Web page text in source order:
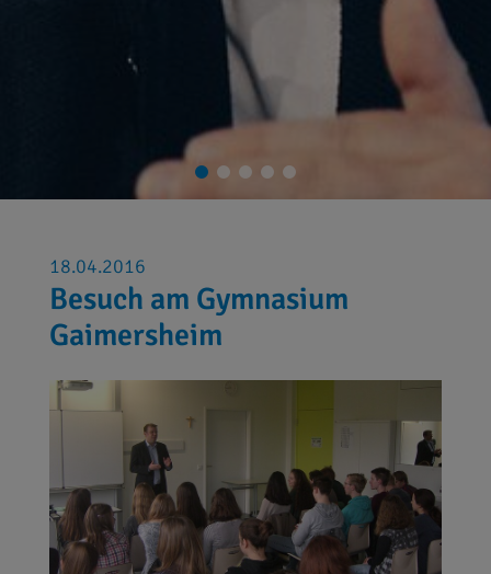
18.04.2016
Besuch am Gymnasium
Gaimersheim